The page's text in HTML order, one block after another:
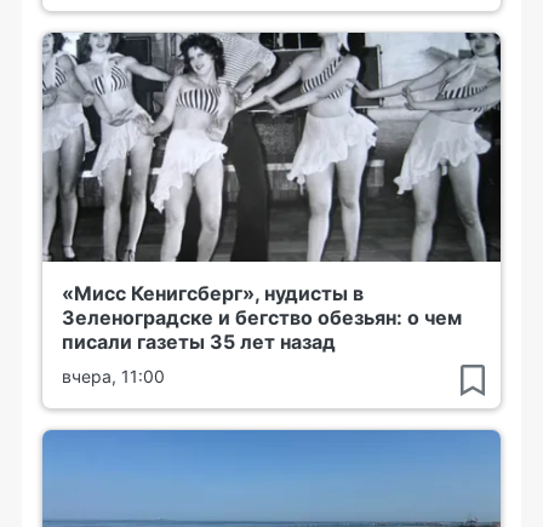
«Мисс Кенигсберг», нудисты в
Зеленоградске и бегство обезьян: о чем
писали газеты 35 лет назад
вчера, 11:00